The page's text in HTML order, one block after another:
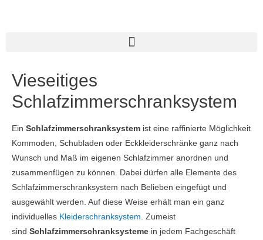
Vieseitiges
Schlafzimmerschranksystem
Ein Schlafzimmerschranksystem ist eine raffinierte Möglichkeit
Kommoden, Schubladen oder Eckkleiderschränke ganz nach
Wunsch und Maß im eigenen Schlafzimmer anordnen und
zusammenfügen zu können. Dabei dürfen alle Elemente des
Schlafzimmerschranksystem nach Belieben eingefügt und
ausgewählt werden. Auf diese Weise erhält man ein ganz
individuelles Kleiderschranksystem . Zumeist
sind Schlafzimmerschranksysteme in jedem Fachgeschäft